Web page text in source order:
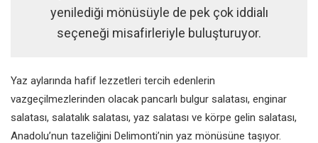
yenilediği mönüsüyle de pek çok iddialı
seçeneği misafirleriyle buluşturuyor.
Yaz aylarında hafif lezzetleri tercih edenlerin
vazgeçilmezlerinden olacak pancarlı bulgur salatası, enginar
salatası, salatalık salatası, yaz salatası ve körpe gelin salatası,
Anadolu’nun tazeliğini Delimonti’nin yaz mönüsüne taşıyor.